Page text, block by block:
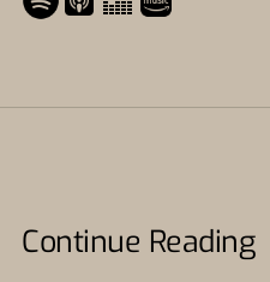
Continue Reading